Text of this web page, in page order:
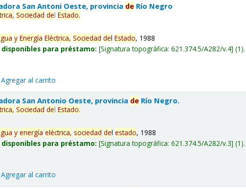
San Antoni Oeste, provincia de Río Negro
Sociedad delEstado.
y Energía Eléctrica, Sociedad delEstado, 1988
disponibles para préstamo: Signatura topográfica:621.374.5/A282/v.4 (1).
Agregar al carrito
San Antonio Oeste, provincia de Río Negro.
Sociedad delEstado.
y energía eléctrica, sociedad delestado, 1988
disponibles para préstamo: Signatura topográfica:621.374.5/A282/v.3 (1).
Agregar al carrito